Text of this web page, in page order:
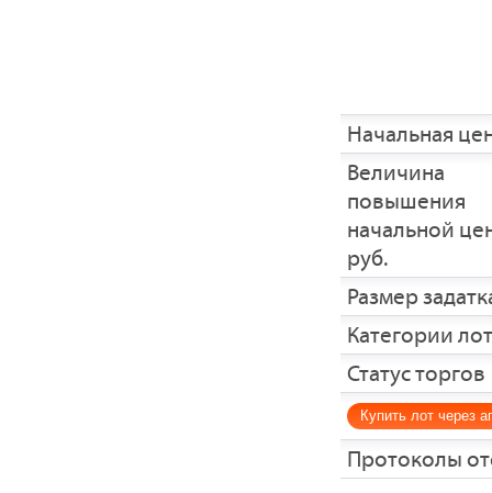
Начальная
Величина
повышения
начальной
руб.
Размер
Категории
Статус торгов
Купить лот через
Протоколы